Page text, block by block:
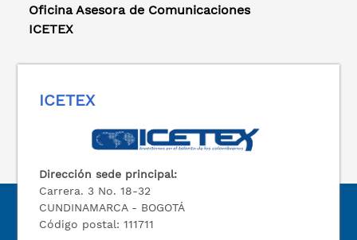
Oficina Asesora de Comunicaciones
ICETEX
ICETEX
Dirección sede principal:
Carrera. 3 No. 18-32
CUNDINAMARCA - BOGOTÁ
Código postal: 111711